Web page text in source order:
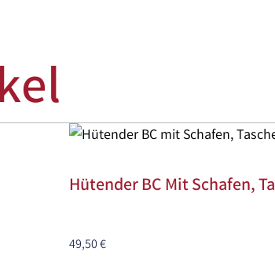
Hütender BC Mit Schafen,
49,50€